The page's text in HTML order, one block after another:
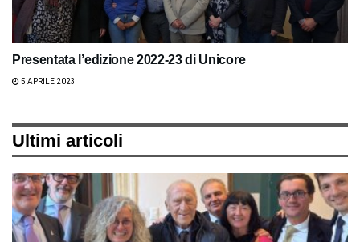
Presentata l’edizione 2022-23 di Unicore
5 APRILE 2023
Ultimi articoli